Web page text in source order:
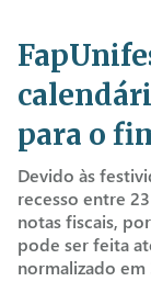
para o
Devido às
recesso entre
notas fiscais,
pode ser feita
normalizado em